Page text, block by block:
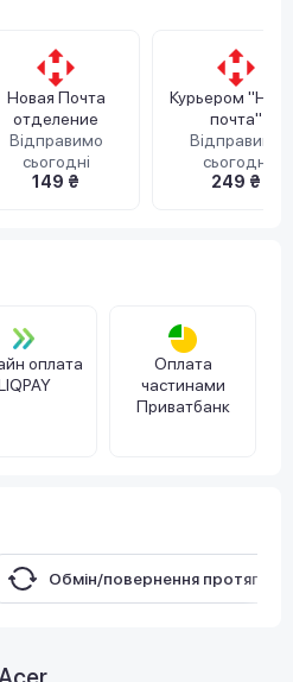
Новая Почта
отделение
Відправимо
сьогодні
149 ₴
Курьером
почта"
Відправимо
сьогодні
249 ₴
оплата
Оплата
частинами
Приватбанк
Обмін/повернення протягом